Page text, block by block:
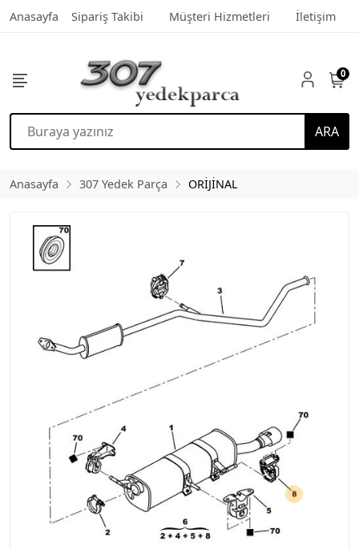
Anasayfa Sipariş Takibi Müşteri Hizmetleri İletişim
ARA
0
Anasayfa 307 Yedek Parça ORİJİNAL